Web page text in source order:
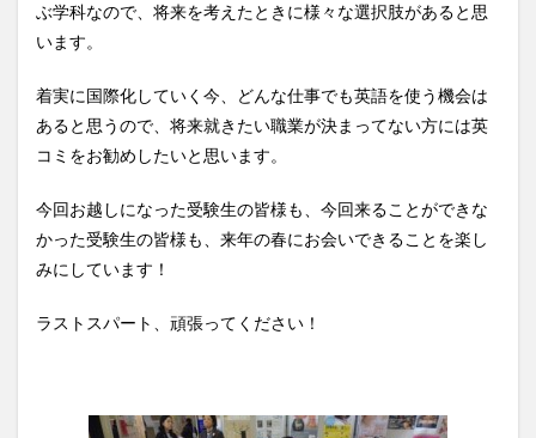
ぶ学科なので、将来を考えたときに様々な選択肢があると思
います。
着実に国際化していく今、どんな仕事でも英語を使う機会は
あると思うので、将来就きたい職業が決まってない方には英
コミをお勧めしたいと思います。
今回お越しになった受験生の皆様も、今回来ることができな
かった受験生の皆様も、来年の春にお会いできることを楽し
みにしています！
ラストスパート、頑張ってください！